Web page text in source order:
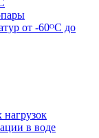
от -60ᴼC до
в воде